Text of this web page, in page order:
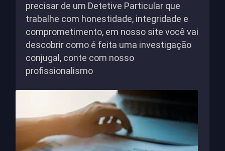
precisar de um Detetive Particular que
trabalhe com honestidade, integridade e
comprometimento, em nosso site você vai
descobrir como é feita uma investigação
conjugal, conte com nosso
profissionalismo